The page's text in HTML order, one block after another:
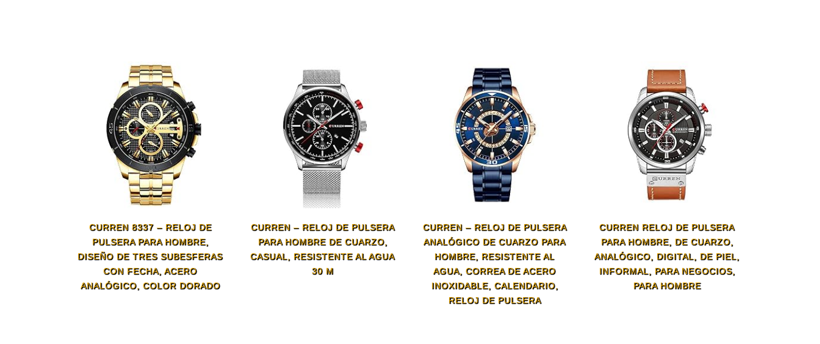
CURREN 8337 – RELOJ DE
PULSERA PARA HOMBRE,
DISEÑO DE TRES SUBESFERAS
CON FECHA, ACERO
ANALÓGICO, COLOR DORADO
CURREN – RELOJ DE PULSERA
PARA HOMBRE DE CUARZO,
CASUAL, RESISTENTE AL AGUA
30 M
CURREN – RELOJ DE PULSERA
ANALÓGICO DE CUARZO PARA
HOMBRE, RESISTENTE AL
AGUA, CORREA DE ACERO
INOXIDABLE, CALENDARIO,
RELOJ DE PULSERA
CURREN RELOJ DE PULSERA
PARA HOMBRE, DE CUARZO,
ANALÓGICO, DIGITAL, DE PIEL,
INFORMAL, PARA NEGOCIOS,
PARA HOMBRE